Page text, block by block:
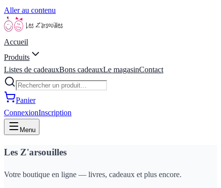
Aller au contenu
Accueil
Produits
Listes de cadeauxBons cadeauxLe magasinContact
Panier
ConnexionInscription
Menu
Les Z'arsouilles
Votre boutique en ligne — livres, cadeaux et plus encore.